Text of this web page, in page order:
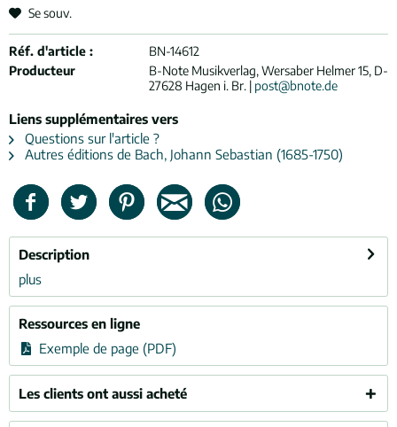
Se souv.
Réf. d'article :
BN-14612
Producteur
B-Note Musikverlag, Wersaber Helmer 15, D-
27628 Hagen i. Br. | post@bnote.de
Liens supplémentaires vers
Questions sur l'article ?
Autres éditions de Bach, Johann Sebastian (1685-1750)
Description
plus
Ressources en ligne
Exemple de page (PDF)
Les clients ont aussi acheté